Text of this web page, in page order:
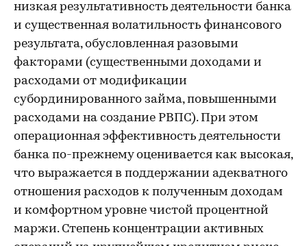
низкая результативность деятельности банка
и существенная волатильность финансового
результата, обусловленная разовыми
факторами (существенными доходами и
расходами от модификации
субординированного займа, повышенными
расходами на создание РВПС). При этом
операционная эффективность деятельности
банка по-прежнему оценивается как высокая,
что выражается в поддержании адекватного
отношения расходов к полученным доходам
и комфортном уровне чистой процентной
маржи. Степень концентрации активных